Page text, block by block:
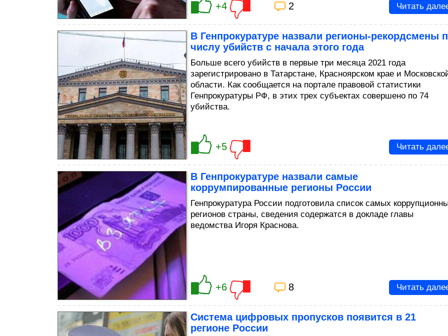
+4 2 Читать
В Генпрокуратуре назвали регионы-рекордсмены
числу убийств с начала этого года
Больше всего убийств в первые три месяца 2021 года
зарегистрировано в Татарстане, Красноярском крае и
области. Как сообщается на портале правовой статистики
Генпрокуратуры РФ, в этих трех субъектах совершено по 74
убийства.
+5 Читать
В Генпрокуратуре назвали самые
коррумпированные регионы России
Генпрокуратура России подготовила список самых
регионов страны, сведения содержатся в докладе главы
ведомства Игоря Краснова.
+6 8 Читать
Система цифровых пропусков появится в 21
регионе России